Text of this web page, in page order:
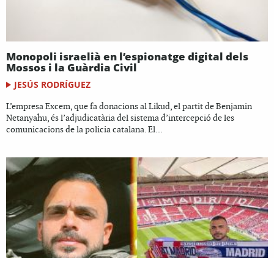
Monopoli israelià en l’espionatge digital dels
Mossos i la Guàrdia Civil
JESÚS RODRÍGUEZ
L’empresa Excem, que fa donacions al Likud, el partit de Benjamin
Netanyahu, és l’adjudicatària del sistema d’intercepció de les
comunicacions de la policia catalana. El...